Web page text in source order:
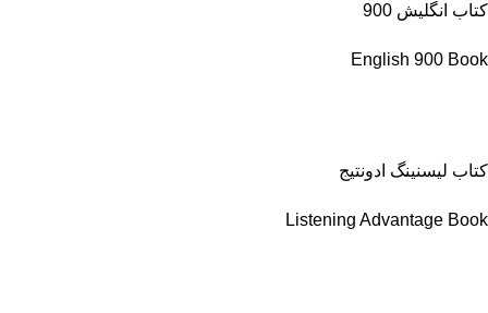
کتاب انگلیش 900
English 900 Book
کتاب لیسنینگ ادونتیج
Listening Advantage Book